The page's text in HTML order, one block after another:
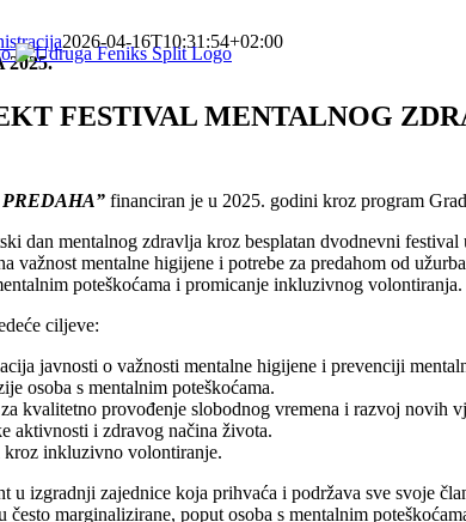
2026-04-16T10:31:54+02:00
FESTIVAL MENTALNOG
financiran je u 2025. godini kroz program
dan mentalnog zdravlja kroz besplatan dvodnevni
važnost mentalne higijene i potrebe za predahom od
poteškoćama i promicanje inkluzivnog volontiranja.
ciljeve:
javnosti o važnosti mentalne higijene i prevenciji
osoba s mentalnim poteškoćama.
kvalitetno provođenje slobodnog vremena i razvoj novih
aktivnosti i zdravog načina života.
kroz inkluzivno volontiranje.
u izgradnji zajednice koja prihvaća i podržava sve svoje
marginalizirane, poput osoba s mentalnim